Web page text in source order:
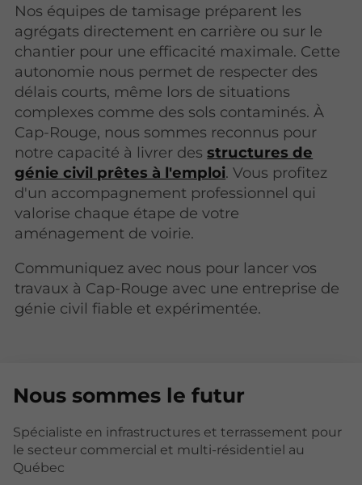
Nos équipes de tamisage préparent les
agrégats directement en carrière ou sur le
chantier pour une efficacité maximale. Cette
autonomie nous permet de respecter des
délais courts, même lors de situations
complexes comme des sols contaminés. À
Cap-Rouge, nous sommes reconnus pour
notre capacité à livrer des structures de
génie civil prêtes à l'emploi. Vous profitez
d'un accompagnement professionnel qui
valorise chaque étape de votre
aménagement de voirie.
Communiquez avec nous pour lancer vos
travaux à Cap-Rouge avec une entreprise de
génie civil fiable et expérimentée.
Nous sommes le futur
Spécialiste en infrastructures et terrassement pour
le secteur commercial et multi-résidentiel au
Québec